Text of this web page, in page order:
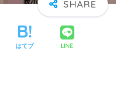
はてブ LINE